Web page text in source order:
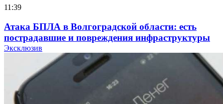
11:39
Атака БПЛА в Волгоградской области: есть
пострадавшие и повреждения инфраструктуры
Волгоградские вузы в топе зарплатного
рейтинга: ВолгГТУ и ВолгГМУ вошли в топ‑15
для химической отрасли и фармацевтики
Эксклюзив